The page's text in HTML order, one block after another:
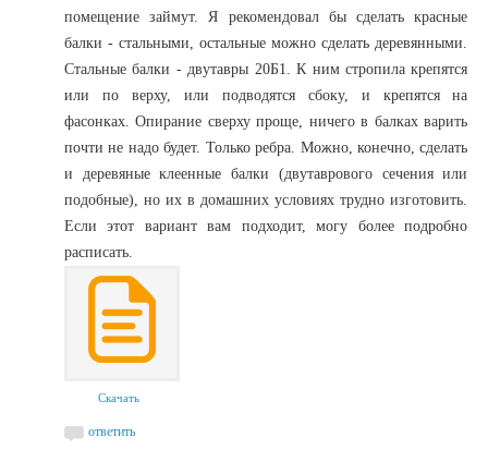
помещение займут. Я рекомендовал бы сделать красные
балки - стальными, остальные можно сделать деревянными.
Стальные балки - двутавры 20Б1. К ним стропила крепятся
или по верху, или подводятся сбоку, и крепятся на
фасонках. Опирание сверху проще, ничего в балках варить
почти не надо будет. Только ребра. Можно, конечно, сделать
и деревяные клеенные балки (двутаврового сечения или
подобные), но их в домашних условиях трудно изготовить.
Если этот вариант вам подходит, могу более подробно
расписать.
Скачать
ответить